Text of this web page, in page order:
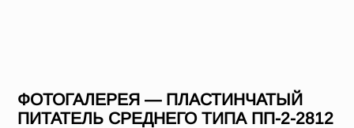
ФОТОГАЛЕРЕЯ — ПЛАСТИНЧАТЫЙ
ПИТАТЕЛЬ СРЕДНЕГО ТИПА ПП-2-2812